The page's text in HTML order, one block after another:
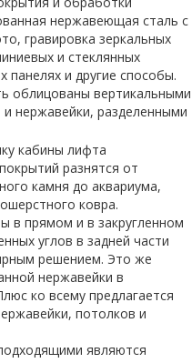
нержавеющая сталь с
гравировка зеркальных
и стеклянных
панелях и другие способы.
облицованы вертикальными
нержавейки, разделенными
разнятся от
камня до аквариума,
ковра.
в прямом и в закругленном
углов в задней части
решением. Это же
нержавейки в
ко всему предлагается
потолков и
являются